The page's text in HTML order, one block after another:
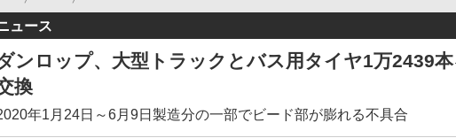
ュース
ンロップ、大型トラックとバス用タイヤ1万2439
換
年1月24日～6月9日製造分の一部でビード部が膨れる不具合